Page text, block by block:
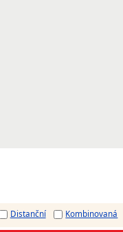
Distanční Kombinovaná